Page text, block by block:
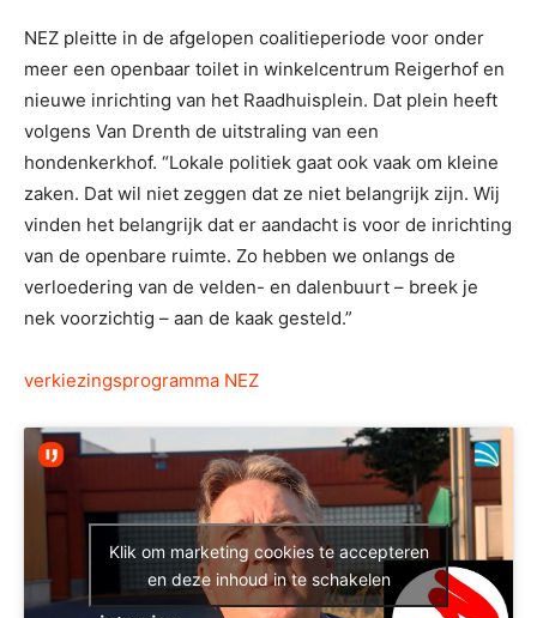
NEZ pleitte in de afgelopen coalitieperiode voor onder
meer een openbaar toilet in winkelcentrum Reigerhof en
nieuwe inrichting van het Raadhuisplein. Dat plein heeft
volgens Van Drenth de uitstraling van een
hondenkerkhof. “Lokale politiek gaat ook vaak om kleine
zaken. Dat wil niet zeggen dat ze niet belangrijk zijn. Wij
vinden het belangrijk dat er aandacht is voor de inrichting
van de openbare ruimte. Zo hebben we onlangs de
verloedering van de velden- en dalenbuurt – breek je
nek voorzichtig – aan de kaak gesteld.”
verkiezingsprogramma NEZ
Klik om marketing cookies te accepteren
en deze inhoud in te schakelen